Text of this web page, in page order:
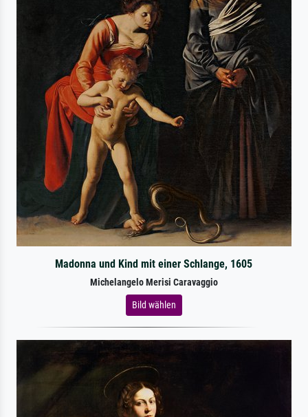
Madonna und Kind mit einer Schlange, 1605
Michelangelo Merisi Caravaggio
Bild wählen